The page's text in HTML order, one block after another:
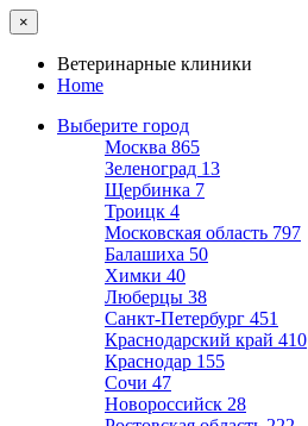
×
Ветеринарные клиники
Home
Выберите город
Москва 865
Зеленоград 13
Щербинка 7
Троицк 4
Московская область 797
Балашиха 50
Химки 40
Люберцы 38
Санкт-Петербург 451
Краснодарский край 410
Краснодар 155
Сочи 47
Новороссийск 28